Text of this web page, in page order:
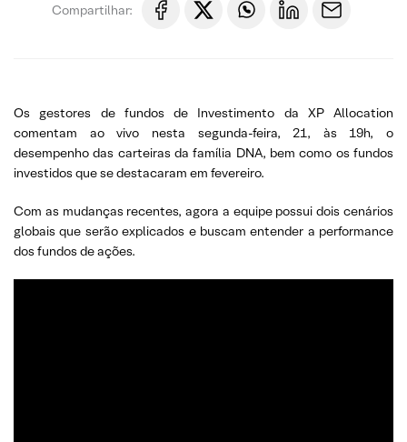
Compartilhar:
Os gestores de fundos de Investimento da XP Allocation
comentam ao vivo nesta segunda-feira, 21, às 19h, o
desempenho das carteiras da família DNA, bem como os fundos
investidos que se destacaram em fevereiro.
Com as mudanças recentes, agora a equipe possui dois cenários
globais que serão explicados e buscam entender a performance
dos fundos de ações.